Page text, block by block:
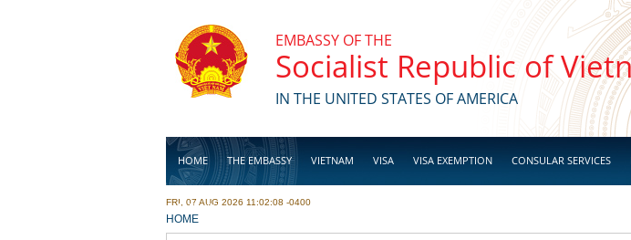
EMBASSY OF THE
Socialist Republic of
IN THE UNITED STATES OF AMERICA
HOME THE EMBASSY VIETNAM VISA VISA EXEMPTION CONSULAR SERVICES
BUSINESS
FRI, 07 AUG 2026 11:02:08 -0400
YOU ARE HERE
HOME